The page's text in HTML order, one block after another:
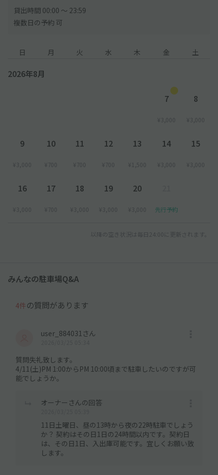
貸出時間 00:00 〜 23:59
複数日の予約 可
日 月 火 水 木 金 土
2026年8月
7
¥3,000
8
¥3,000
9
¥3,000
10
¥700
11
¥700
12
¥700
13
¥1,500
14
¥3,000
15
¥3,000
16
¥3,000
17
¥700
18
¥3,000
19
¥3,000
20
¥3,000 先行予約
以降の空き状況は毎日24:00に更新されます。
みんなの駐車場Q&A
4件の質問があります
user_884031さん
質問失礼致します。
4/11(土)PM 1:00からPM 10:00頃まで駐車したいのですが可
能でしょうか。
オーナーさんの回答
11日土曜日、昼の13時から夜の22時駐車でしょう
か？ 契約はその日1日の24時間以内です。契約日
は、その日1日、入出庫可能です。宜しくお願い致
します。